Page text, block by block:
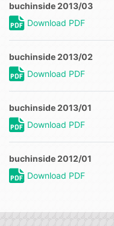
buchinside 2013/03
Download PDF
buchinside 2013/02
Download PDF
buchinside 2013/01
Download PDF
buchinside 2012/01
Download PDF